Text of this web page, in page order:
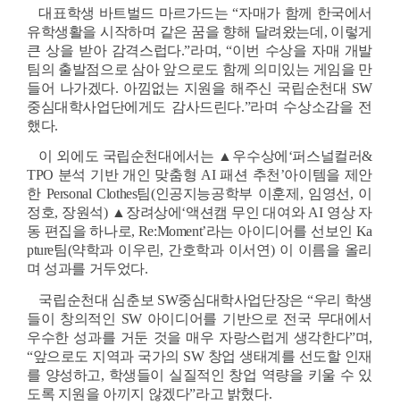
대표학생 바트벌드 마르가드는 “자매가 함께 한국에서
유학생활을 시작하며 같은 꿈을 향해 달려왔는데, 이렇게
큰 상을 받아 감격스럽다.”라며, “이번 수상을 자매 개발
팀의 출발점으로 삼아 앞으로도 함께 의미있는 게임을 만
들어 나가겠다. 아낌없는 지원을 해주신 국립순천대 SW
중심대학사업단에게도 감사드린다.”라며 수상소감을 전
했다.
이 외에도 국립순천대에서는 ▲우수상에‘퍼스널컬러&
TPO 분석 기반 개인 맞춤형 AI 패션 추천’아이템을 제안
한 Personal Clothes팀(인공지능공학부 이훈제, 임영선, 이
정호, 장원석) ▲장려상에‘액션캠 무인 대여와 AI 영상 자
동 편집을 하나로, Re:Moment’라는 아이디어를 선보인 Ka
pture팀(약학과 이우린, 간호학과 이서연) 이 이름을 올리
며 성과를 거두었다.
국립순천대 심춘보 SW중심대학사업단장은 “우리 학생
들이 창의적인 SW 아이디어를 기반으로 전국 무대에서
우수한 성과를 거둔 것을 매우 자랑스럽게 생각한다”며,
“앞으로도 지역과 국가의 SW 창업 생태계를 선도할 인재
를 양성하고, 학생들이 실질적인 창업 역량을 키울 수 있
도록 지원을 아끼지 않겠다”라고 밝혔다.